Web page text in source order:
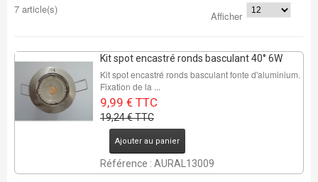
7 article(s)
Afficher 48%
Kit spot encastré ronds basculant 40° 6W
Kit spot encastré ronds basculant fonte d'aluminium.
Fixation de la ...
9,99 € TTC
19,24 € TTC
Ajouter au panier
Référence : AURAL13009